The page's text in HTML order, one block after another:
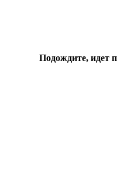
Подождите, идет